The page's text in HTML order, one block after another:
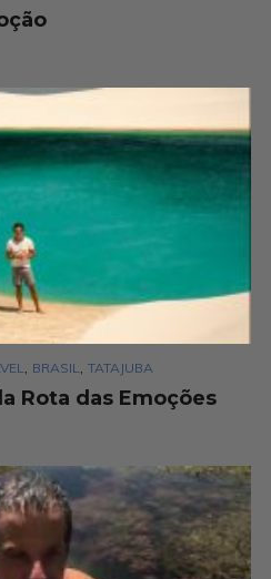
, BRASIL, TATAJUBA
Rota das Emoções